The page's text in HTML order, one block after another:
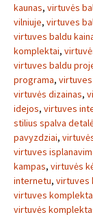
kaunas, virtuvės
vilniuje, virtuves
virtuves baldu
komplektai,
virtuves baldu
programa,
virtuvės dizainas,
idejos, virtuves
stilius spalva
pavyzdziai,
virtuves
kampas, virtuvės
internetu, virtuves
virtuves
virtuvės